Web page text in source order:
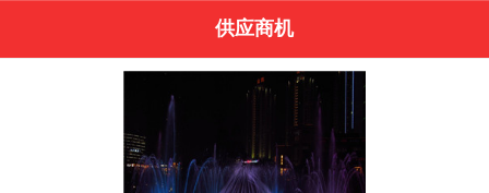
供应商机